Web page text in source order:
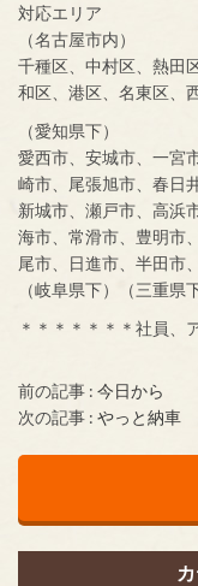
対応エリア
（名古屋市内）
千種区、中村区、熱田
和区、港区、名東区、
（愛知県下）
愛西市、安城市、一宮
崎市、尾張旭市、春日
新城市、瀬戸市、高浜
海市、常滑市、豊明市
尾市、日進市、半田市
（岐阜県下）（三重県下
＊＊＊＊＊＊＊社員、
前の記事 : 今日から
次の記事 : やっと納車